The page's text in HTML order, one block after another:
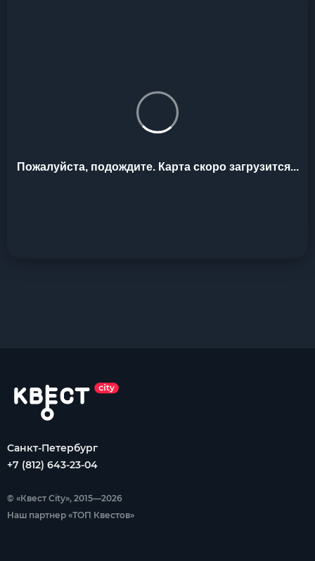
Пожалуйста, подождите. Карта скоро загрузится...
Санкт-Петербург
+7 (812) 643-23-04
© «Квест City», 2015—2026
Наш партнер «ТОП Квестов»